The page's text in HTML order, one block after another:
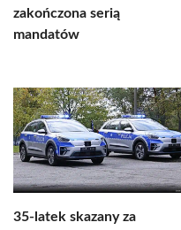
zakończona serią
mandatów
35-latek skazany za